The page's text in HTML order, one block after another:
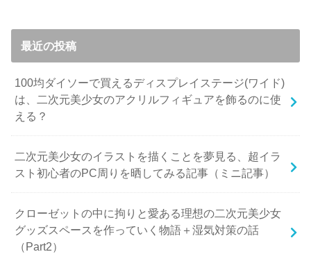
最近の投稿
100均ダイソーで買えるディスプレイステージ(ワイド)
は、二次元美少女のアクリルフィギュアを飾るのに使
える？
二次元美少女のイラストを描くことを夢見る、超イラ
スト初心者のPC周りを晒してみる記事（ミニ記事）
クローゼットの中に拘りと愛ある理想の二次元美少女
グッズスペースを作っていく物語＋湿気対策の話
（Part2）